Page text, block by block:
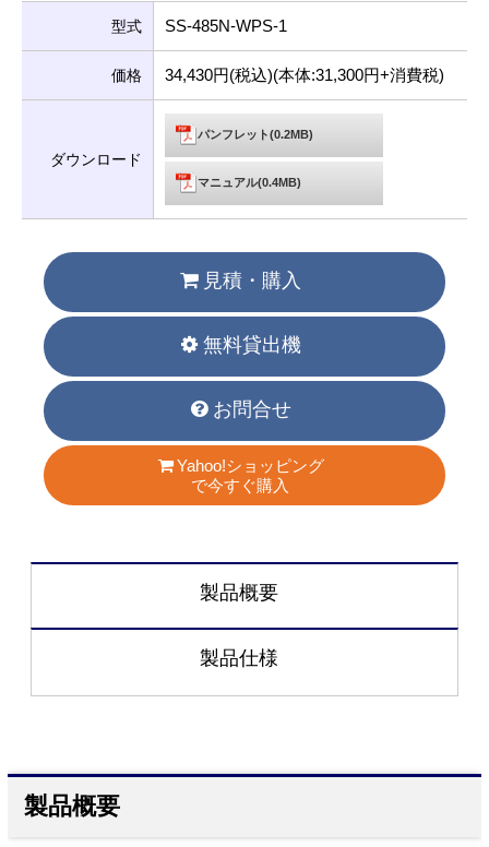
型式 SS-485N-WPS-1
価格 34,430円(税込)(本体:31,300円+消費税)
ダウンロード
パンフレット(0.2MB)
マニュアル(0.4MB)
見積・購入
無料貸出機
お問合せ
Yahoo!ショッピング
で今すぐ購入
製品概要
製品仕様
製品概要